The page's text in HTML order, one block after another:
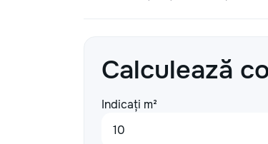
Calculează
Indicați m²